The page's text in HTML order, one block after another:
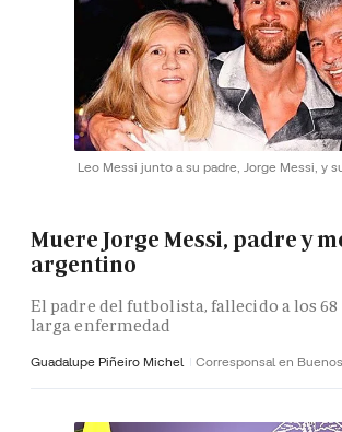
Leo Messi junto a su padre, Jorge Messi, y
Muere Jorge Messi, padre y
argentino
El padre del futbolista, fallecido a los 68
larga enfermedad
Guadalupe Piñeiro Michel Corresponsal en